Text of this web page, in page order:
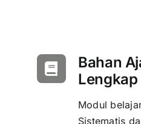
Bahan
Lengkap
Modul
Sistematis